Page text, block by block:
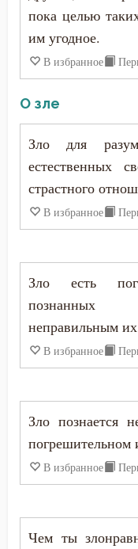
пока целью
им угодное.
В избранное
О зле
Зло для
естественных
страстного
В избранное
Зло есть
познанных
неправильным
В избранное
Зло познается
погрешительном
В избранное
Чем ты